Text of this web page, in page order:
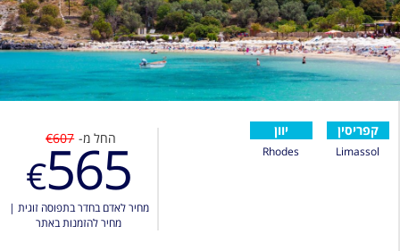
קפריסין
Limassol
יוון
Rhodes
החל מ- €607
€565
מחיר לאדם בחדר בתפוסה זוגית |
מחיר להזמנות באתר